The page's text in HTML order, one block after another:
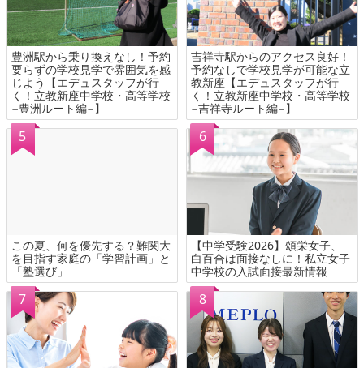
豊洲駅から乗り換えなし！予約
要らずの学校見学で雰囲気を感
じよう【エデュスタッフが行
く！立教新座中学校・高等学校
−豊洲ルート編−】
吉祥寺駅からのアクセス良好！
予約なしで学校見学が可能な立
教新座【エデュスタッフが行
く！立教新座中学校・高等学校
−吉祥寺ルート編−】
この夏、何を優先する？難関大
を目指す家庭の「学習計画」と
「塾選び」
【中学受験2026】頌栄女子、
白百合は面接なしに！私立女子
中学校の入試面接最新情報